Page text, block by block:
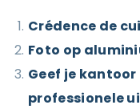
Crédence de
Foto op
Geef je
professionele